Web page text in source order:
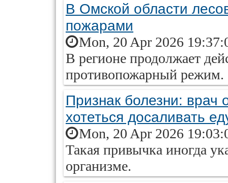
В Омской области
пожарами
Mon, 20 Apr 2026
В регионе продолжает
противопожарный режим.
Признак болезни: врач
хотеться досаливать
Mon, 20 Apr 2026
Такая привычка иногда
организме.